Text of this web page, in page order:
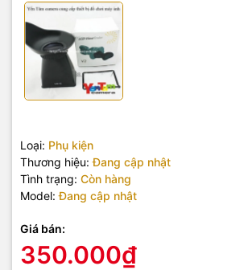
Loại: Phụ kiện
Thương hiệu: Đang cập nhật
Tình trạng: Còn hàng
Model: Đang cập nhật
Giá bán:
350.000₫